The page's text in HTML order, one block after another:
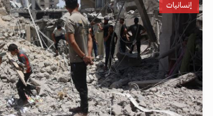
إنسانيات